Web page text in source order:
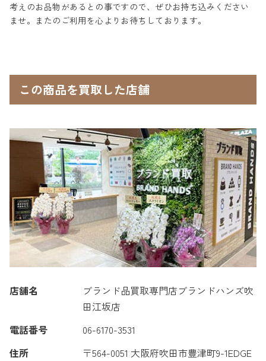
考えのお品物があるとの事ですので、ぜひお持ち込みください
ませ。またのご利用を心よりお待ちしております。
この商品を買取した店舗
店舗名
ブランド品買取専門店ブランドハンズ吹
田江坂店
電話番号
06-6170-3531
住所
〒564-0051 大阪府吹田市豊津町9-1EDGE